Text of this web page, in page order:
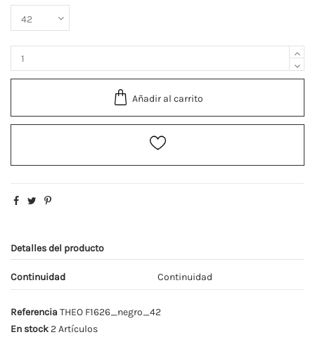
Añadir al carrito
Detalles del producto
Continuidad Continuidad
Referencia THEO F1626_negro_42
En stock 2 Artículos